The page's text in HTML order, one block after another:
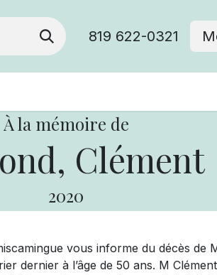
819 622-0321
À la mémoire de
Clément
2020
vous informe du décès de
dernier à l’âge de 50 ans. M